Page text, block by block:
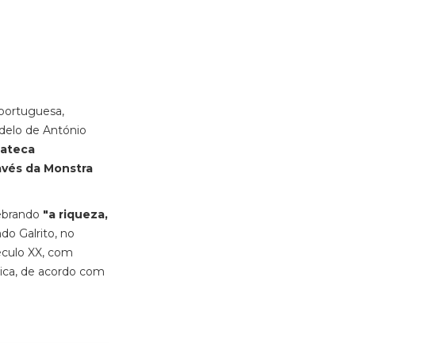
de António
da Monstra
"a riqueza,
Galrito, no
XX, com
de acordo com